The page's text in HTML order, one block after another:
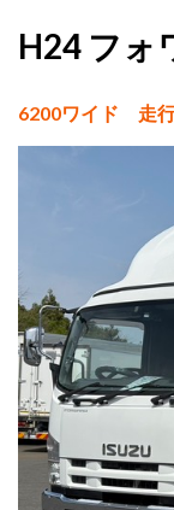
H24 フォ
6200ワイド 走